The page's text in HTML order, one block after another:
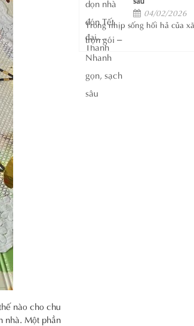
nào cho chu
nhà. Một phần
04/02/2026
Trong nhịp sống hối hả của
đại,...